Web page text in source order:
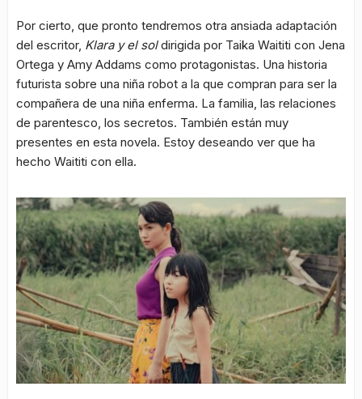
Por cierto, que pronto tendremos otra ansiada adaptación
del escritor, Klara y el soldirigida por Taika Waititi con Jena
Ortega y Amy Addams como protagonistas. Una historia
futurista sobre una niña robot a la que compran para ser la
compañera de una niña enferma. La familia, las relaciones
de parentesco, los secretos. También están muy
presentes en esta novela. Estoy deseando ver que ha
hecho Waititi con ella.